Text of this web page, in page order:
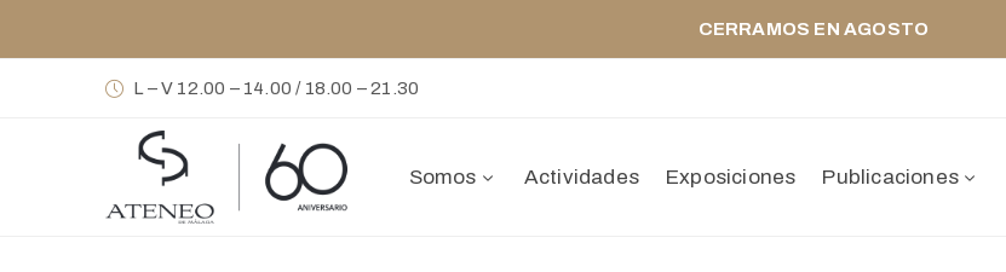
CERRAMOS EN AGOSTO
L – V 12.00 – 14.00 / 18.00 – 21.30
Somos Actividades Exposiciones Publicaciones